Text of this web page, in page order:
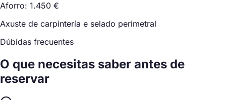
Aforro: 1.450 €
Axuste de carpintería e selado perimetral
Dúbidas frecuentes
O que necesitas saber antes de
reservar